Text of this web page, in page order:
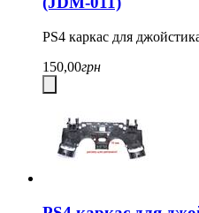
PS4 каркас для
150,00грн